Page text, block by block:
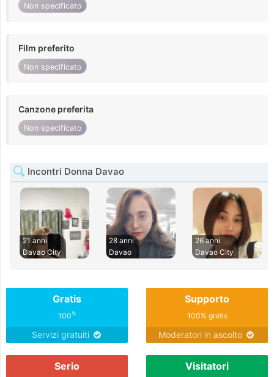
Non specificato
Film preferito
Non specificato
Canzone preferita
Non specificato
Incontri Donna Davao
21 anni
Davao City
28 anni
Davao
26 anni
Davao City
Gratis
100%
Servizi gratuiti
Supporto
100% gratis
Moderatori in ascolto
Serio Visitatori